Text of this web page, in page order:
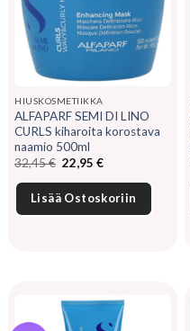
HIUSKOSMETIIKKA
ALFAPARF SEMI DI LINO
CURLS kiharoita korostava
naamio 500ml
32,45€ Alkuperäinen
hinta
oli:
32,45 €.
22,95€Nykyinen
on:
22,95 €.
Lisää Ostoskoriin